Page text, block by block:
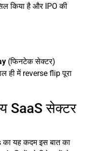
किया है और IPO की
(फिनटेक सेक्टर)
ही में reverse flip पूरा
SaaS सेक्टर
यह कदम इस बात का